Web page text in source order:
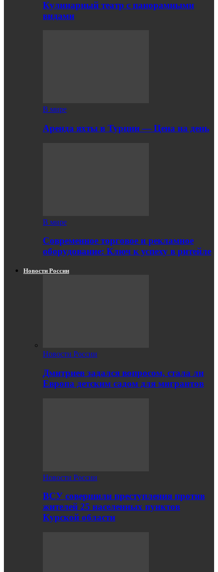
Кулинарный театр с панорамными
видами
В мире
Аренда яхты в Турции — Цена на день
В мире
Современное торговое и рекламное
оборудование: Ключ к успеху в ритейле
Новости России
Новости России
Дмитриев задался вопросом, стала ли
Европа детским садом для мигрантов
Новости России
ВСУ совершили преступления против
жителей 25 населенных пунктов
Курской области